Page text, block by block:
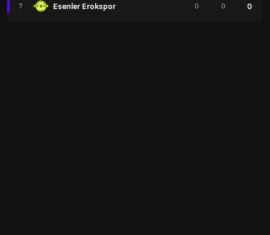
7 Esenler Erokspor 0 0 0